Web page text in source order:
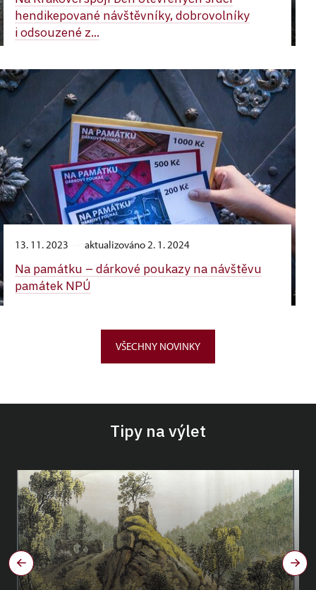
hendikepované návštěvníky, dobrovolníky
i odsouzené z...
13. 11. 2023 aktualizováno 2. 1. 2024
Na památku –⁠ dárkové poukazy na návštěvu
památek NPÚ
VŠECHNY NOVINKY
Tipy na výlet